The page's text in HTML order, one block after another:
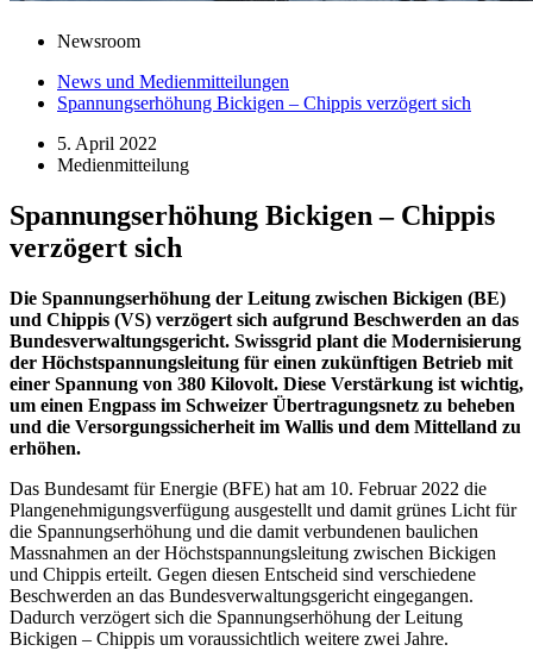
Newsroom
News und Medienmitteilungen
Spannungserhöhung Bickigen – Chippis verzögert sich
5. April 2022
Medienmitteilung
Spannungserhöhung Bickigen – Chippis
verzögert sich
Die Spannungserhöhung der Leitung zwischen Bickigen (BE)
und Chippis (VS) verzögert sich aufgrund Beschwerden an das
Bundesverwaltungsgericht. Swissgrid plant die Modernisierung
der Höchstspannungsleitung für einen zukünftigen Betrieb mit
einer Spannung von 380 Kilovolt. Diese Verstärkung ist wichtig,
um einen Engpass im Schweizer Übertragungsnetz zu beheben
und die Versorgungssicherheit im Wallis und dem Mittelland zu
erhöhen.
Das Bundesamt für Energie (BFE) hat am 10. Februar 2022 die
Plangenehmigungsverfügung ausgestellt und damit grünes Licht für
die Spannungserhöhung und die damit verbundenen baulichen
Massnahmen an der Höchstspannungsleitung zwischen Bickigen
und Chippis erteilt. Gegen diesen Entscheid sind verschiedene
Beschwerden an das Bundesverwaltungsgericht eingegangen.
Dadurch verzögert sich die Spannungserhöhung der Leitung
Bickigen – Chippis um voraussichtlich weitere zwei Jahre.